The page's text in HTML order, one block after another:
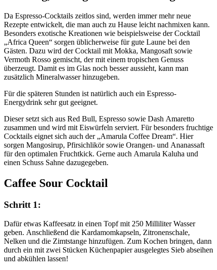
Da Espresso-Cocktails zeitlos sind, werden immer mehr neue
Rezepte entwickelt, die man auch zu Hause leicht nachmixen kann.
Besonders exotische Kreationen wie beispielsweise der Cocktail
„Africa Queen“ sorgen üblicherweise für gute Laune bei den
Gästen. Dazu wird der Cocktail mit Mokka, Mangosaft sowie
Vermoth Rosso gemischt, der mit einem tropischen Genuss
überzeugt. Damit es im Glas noch besser aussieht, kann man
zusätzlich Mineralwasser hinzugeben.
Für die späteren Stunden ist natürlich auch ein Espresso-
Energydrink sehr gut geeignet.
Dieser setzt sich aus Red Bull, Espresso sowie Dash Amaretto
zusammen und wird mit Eiswürfeln serviert. Für besonders fruchtige
Cocktails eignet sich auch der „Amarula Coffee Dream“. Hier
sorgen Mangosirup, Pfirsichlikör sowie Orangen- und Ananassaft
für den optimalen Fruchtkick. Gerne auch Amarula Kaluha und
einen Schuss Sahne dazugegeben.
Caffee Sour Cocktail
Schritt 1:
Dafür etwas Kaffeesatz in einen Topf mit 250 Milliliter Wasser
geben. Anschließend die Kardamomkapseln, Zitronenschale,
Nelken und die Zimtstange hinzufügen. Zum Kochen bringen, dann
durch ein mit zwei Stücken Küchenpapier ausgelegtes Sieb abseihen
und abkühlen lassen!